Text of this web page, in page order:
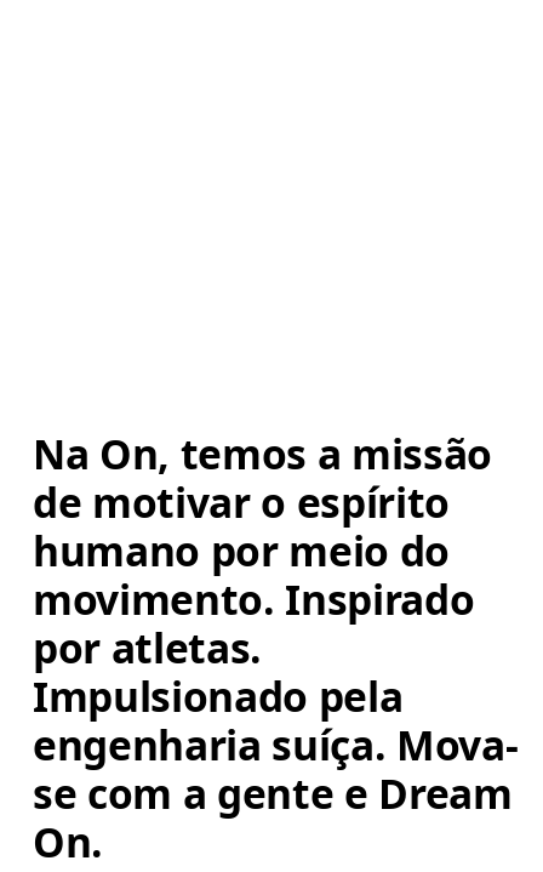
Na On, temos a missão
de motivar o espírito
humano por meio do
movimento. Inspirado
por atletas.
Impulsionado pela
engenharia suíça. Mova-
se com a gente e Dream
On.